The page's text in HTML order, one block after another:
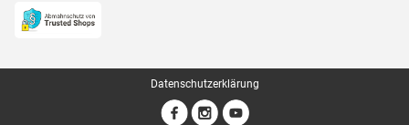
Datenschutzerklärung